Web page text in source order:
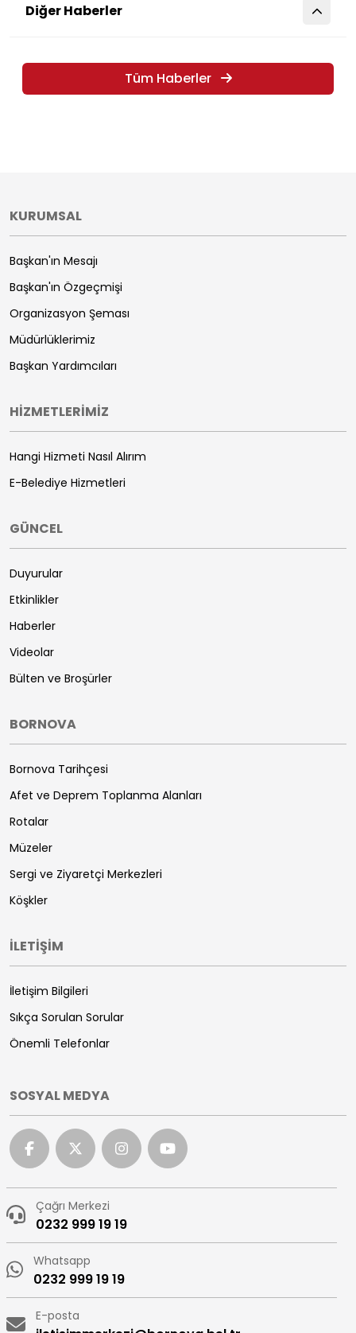
Diğer Haberler
Tüm Haberler
KURUMSAL
Başkan'ın Mesajı
Başkan'ın Özgeçmişi
Organizasyon Şeması
Müdürlüklerimiz
Başkan Yardımcıları
HİZMETLERİMİZ
Hangi Hizmeti Nasıl Alırım
E-Belediye Hizmetleri
GÜNCEL
Duyurular
Etkinlikler
Haberler
Videolar
Bülten ve Broşürler
BORNOVA
Bornova Tarihçesi
Afet ve Deprem Toplanma Alanları
Rotalar
Müzeler
Sergi ve Ziyaretçi Merkezleri
Köşkler
İLETİŞİM
İletişim Bilgileri
Sıkça Sorulan Sorular
Önemli Telefonlar
SOSYAL MEDYA
Çağrı Merkezi
0232 999 19 19
Whatsapp
0232 999 19 19
E-posta